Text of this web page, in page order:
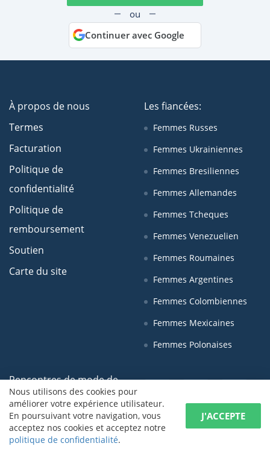
ou
Continuer avec Google
À propos de nous
Termes
Facturation
Politique de
confidentialité
Politique de
remboursement
Soutien
Carte du site
Les fiancées:
Femmes Russes
Femmes Ukrainiennes
Femmes Bresiliennes
Femmes Allemandes
Femmes Tcheques
Femmes Venezuelien
Femmes Roumaines
Femmes Argentines
Femmes Colombiennes
Femmes Mexicaines
Femmes Polonaises
Rencontres de mode de
vie:
Profils de dames
Filles russes sexy
Nous utilisons des cookies pour
améliorer votre expérience utilisateur.
En poursuivant votre navigation, vous
acceptez nos cookies et acceptez notre
politique de confidentialité.
J'ACCEPTE